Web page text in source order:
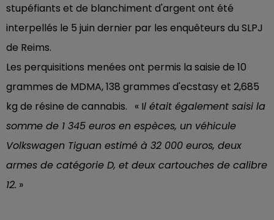
stupéfiants et de blanchiment d'argent ont été
interpellés le 5 juin dernier par les enquêteurs du SLPJ
de Reims.
Les perquisitions menées ont permis la saisie de 10
grammes de MDMA, 138 grammes d'ecstasy et 2,685
kg de résine de cannabis. « Il était également saisi la
somme de 1 345 euros en espèces, un véhicule
Volkswagen Tiguan estimé à 32 000 euros, deux
armes de catégorie D, et deux cartouches de calibre
12. »